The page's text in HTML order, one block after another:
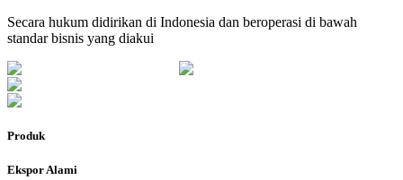
Secara hukum didirikan di Indonesia dan beroperasi di bawah
standar bisnis yang diakui
Produk
Ekspor Alami